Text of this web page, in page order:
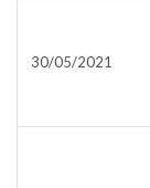
30/05/2021